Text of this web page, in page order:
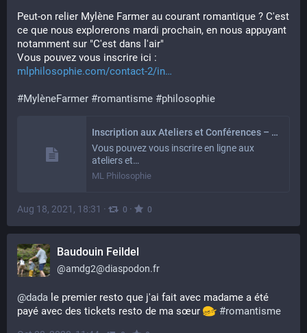
Peut-on relier Mylène Farmer au courant romantique ? C'est
ce que nous explorerons mardi prochain, en nous appuyant
notamment sur "C'est dans l'air"
Vous pouvez vous inscrire ici :
mlphilosophie.com/contact-2/in
#MylèneFarmer #romantisme #philosophie
Inscription aux Ateliers et Conférences – ML Philosophie
Vous pouvez vous inscrire en ligne aux
ateliers et…
ML Philosophie
Aug 18, 2021, 18:31 · 0 · 0
Baudouin Feildel
@amdg2@diaspodon.fr
@dada le premier resto que j'ai fait avec madame a été
payé avec des tickets resto de ma sœur
#romantisme